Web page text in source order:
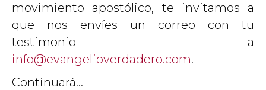
movimiento apostólico, te invitamos a
que nos envíes un correo con tu
testimonio a
info@evangelioverdadero.com.
Continuará…